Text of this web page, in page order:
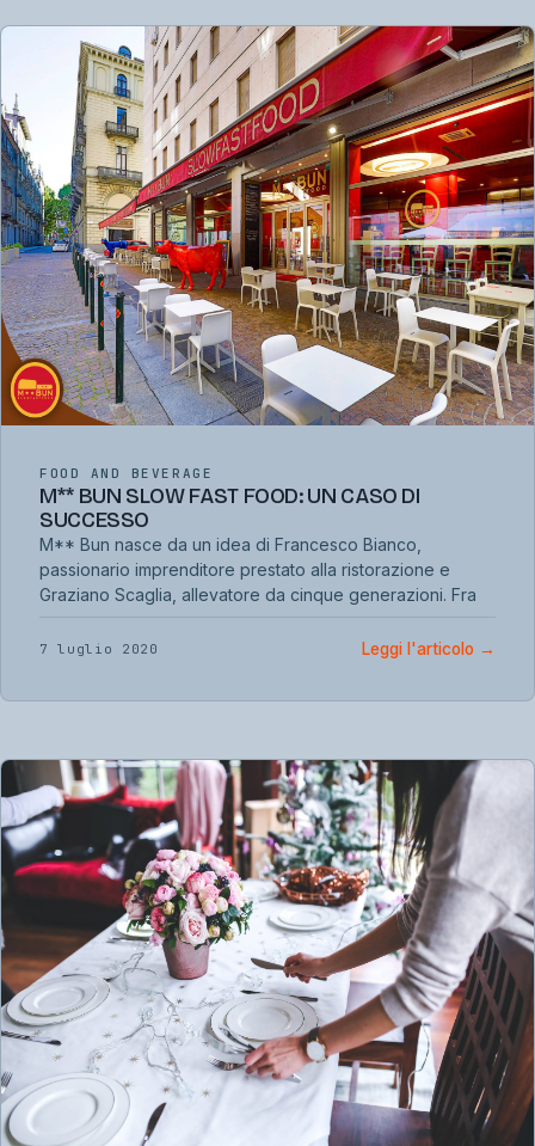
FOOD AND BEVERAGE
M** BUN SLOW FAST FOOD: UN CASO DI
SUCCESSO
M** Bun nasce da un idea di Francesco Bianco,
passionario imprenditore prestato alla ristorazione e
Graziano Scaglia, allevatore da cinque generazioni. Fra
7 luglio 2020 Leggi l'articolo →